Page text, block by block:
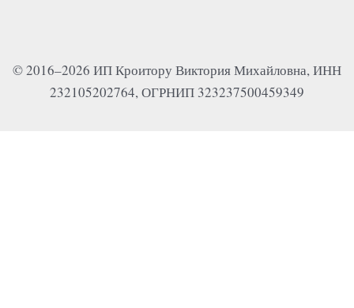
© 2016–2026 ИП Кроитору Виктория Михайловна, ИНН
232105202764, ОГРНИП 323237500459349